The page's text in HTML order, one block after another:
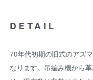
DETAIL
70年代初期の旧式のアズ
なります。吊編み機から